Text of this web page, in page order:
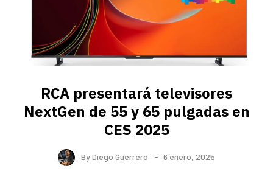
RCA presentará televisores
NextGen de 55 y 65 pulgadas en
CES 2025
ByDiego Guerrero 6 enero, 2025